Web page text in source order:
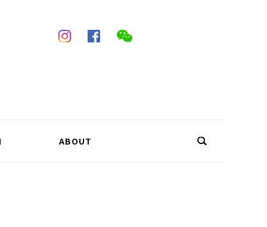
ABOUT